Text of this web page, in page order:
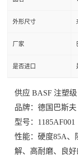
外形尺寸
厂家
是否进口
供应 BASF 注塑级
品牌： 德国巴斯夫
型号：1185AF001
性能：硬度85A、
解、高耐磨、良好